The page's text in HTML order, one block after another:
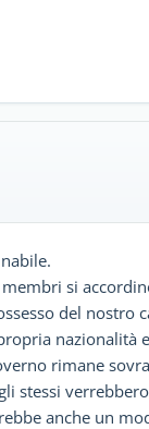
si
del nostro
rimane
stessi
anche un